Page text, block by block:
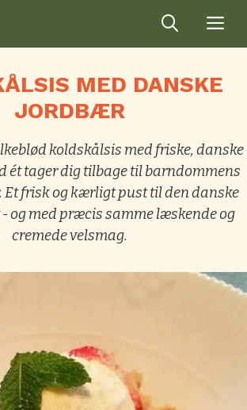
MED DANSKE
JORDBÆR
koldskålsis med friske, danske
ét tager dig tilbage til barndommens
Et frisk og kærligt pust til den danske
og med præcis samme læskende og
cremede velsmag.